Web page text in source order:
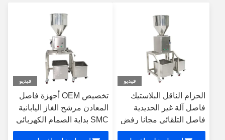
فيديو
الحزام الناقل البلاستيك
فاصل آلة غير الحديدية
فاصل التلقائي مجانا رفض
النظام
فيديو
تخصيص OEM أجهزة فاصل
المعادن مرشح الغاز اليابانية
SMC بداية الصمام الكهربائي
ألمانيا FESO الأمثل للصناعية